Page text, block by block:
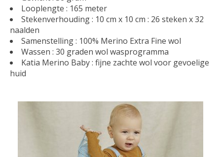
Looplengte : 165 meter
Stekenverhouding : 10 cm x 10 cm : 26 steken x 32
naalden
Samenstelling : 100% Merino Extra Fine wol
Wassen : 30 graden wol wasprogramma
Katia Merino Baby : fijne zachte wol voor gevoelige
huid